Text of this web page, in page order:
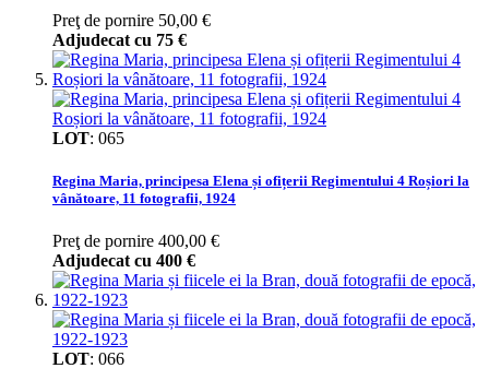
Preţ de pornire 50,00 €
Adjudecat cu 75 €
LOT: 065
Regina Maria, principesa Elena și ofițerii Regimentului 4 Roșiori la
vânătoare, 11 fotografii, 1924
Preţ de pornire 400,00 €
Adjudecat cu 400 €
LOT: 066